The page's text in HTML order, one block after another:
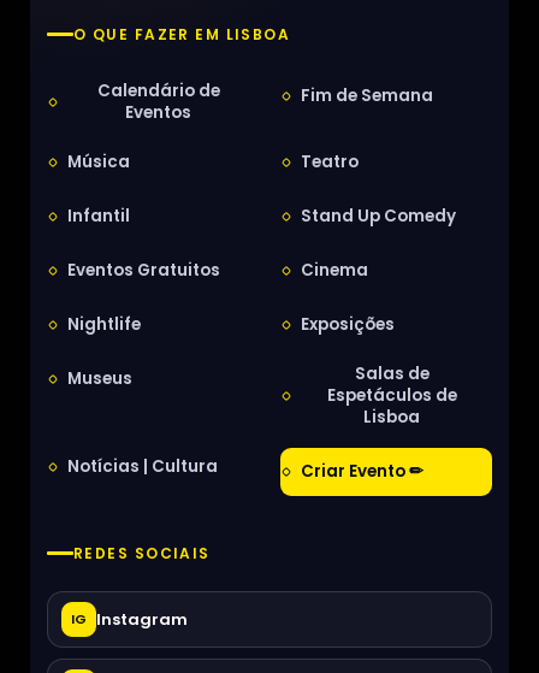
O QUE FAZER EM LISBOA
Calendário de
Eventos
Fim de Semana
Música Teatro
Infantil Stand Up Comedy
Eventos Gratuitos Cinema
Nightlife Exposições
Museus
Salas de
Espetáculos de
Lisboa
Notícias | Cultura Criar Evento ✏
REDES SOCIAIS
IG Instagram